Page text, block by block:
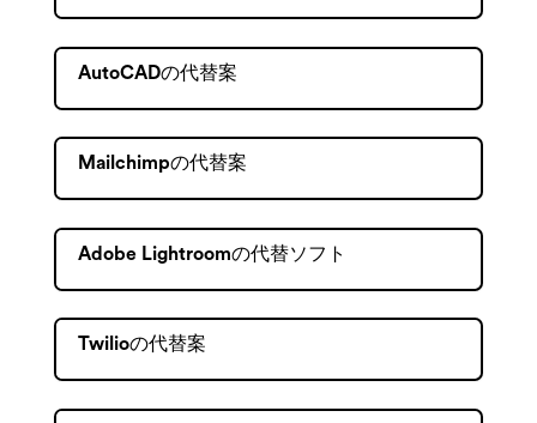
AutoCADの代替案
Mailchimpの代替案
Adobe Lightroomの代替ソフト
Twilioの代替案